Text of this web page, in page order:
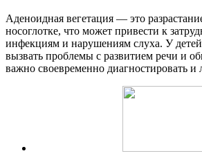
Аденоидная вегетация — это
носоглотке, что может привести к
инфекциям и нарушениям слуха. У
вызвать проблемы с развитием речи и
важно своевременно диагностировать и